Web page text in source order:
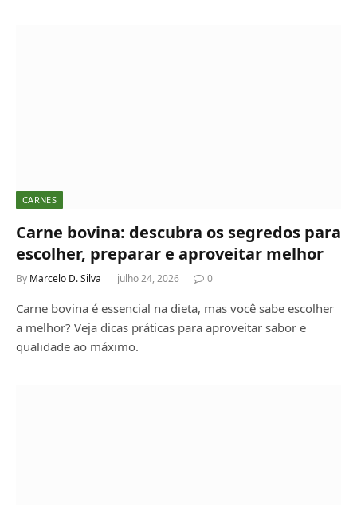
CARNES
Carne bovina: descubra os segredos para
escolher, preparar e aproveitar melhor
By Marcelo D. Silva julho 24, 2026 0
Carne bovina é essencial na dieta, mas você sabe escolher
a melhor? Veja dicas práticas para aproveitar sabor e
qualidade ao máximo.